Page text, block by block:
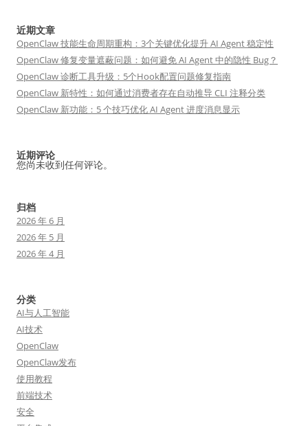
近期文章
OpenClaw 技能生命周期重构：3个关键优化提升 AI Agent 稳定性
OpenClaw 修复变量遮蔽问题：如何避免 AI Agent 中的隐性 Bug？
OpenClaw 诊断工具升级：5个Hook配置问题修复指南
OpenClaw 新特性：如何通过消费者存在自动推导 CLI 注释分类
OpenClaw 新功能：5 个技巧优化 AI Agent 进度消息显示
近期评论
您尚未收到任何评论。
归档
2026 年 6 月
2026 年 5 月
2026 年 4 月
分类
AI与人工智能
AI技术
OpenClaw
OpenClaw发布
使用教程
前端技术
安全